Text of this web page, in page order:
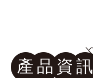
產品資訊